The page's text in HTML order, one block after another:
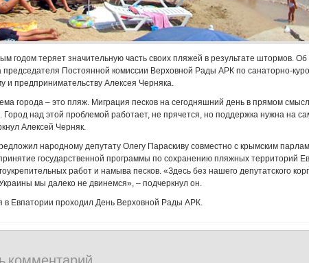
годом теряет значительную часть своих пляжей в результате штормов.
председателя Постоянной комиссии Верховной Рады АРК по санаторно-
и предпринимательству Алексея Черняка.
города – это пляж. Миграция песков на сегодняшний день в прямом
Город над этой проблемой работает, не прячется, но поддержка нужна на
Алексей Черняк.
народному депутату Олегу Параскиву совместно с крымским
государственной программы по сохранению пляжных территорий
работ и намыва песков. «Здесь без нашего депутатского
мы далеко не двинемся», – подчеркнул он.
в Евпатории проходил День Верховной Рады АРК.